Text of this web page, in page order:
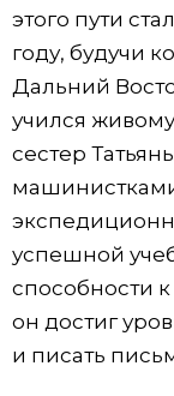
этого пути
году, будучи
Дальний
учился живому
сестер
успешной
способности
он достиг
и писать